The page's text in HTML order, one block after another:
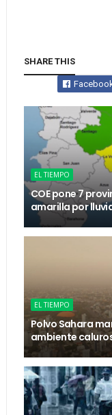
SHARE THIS
EL TIEMPO
COE pone 7
amarilla por
EL TIEMPO
Polvo Sahara
ambiente